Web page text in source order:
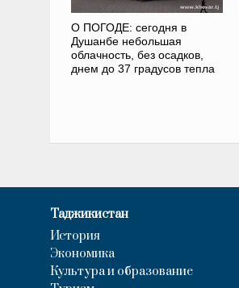
О ПОГОДЕ: сегодня в
Душанбе небольшая
облачность, без осадков,
днем до 37 градусов тепла
Таджикистан
История
Экономика
Культура и образование